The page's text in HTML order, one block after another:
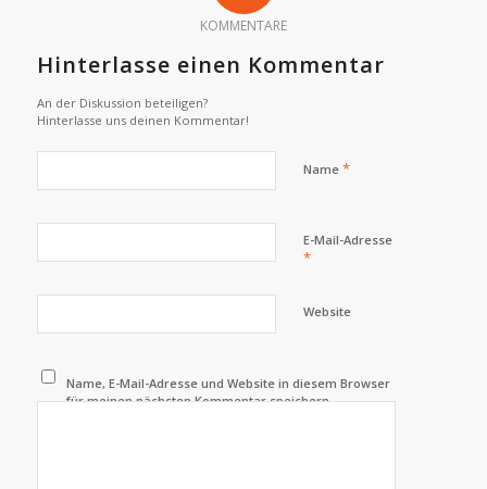
KOMMENTARE
Hinterlasse einen Kommentar
An der Diskussion beteiligen?
Hinterlasse uns deinen Kommentar!
Name *
E-Mail-Adresse
*
Website
Name, E-Mail-Adresse und Website in diesem Browser
für meinen nächsten Kommentar speichern.